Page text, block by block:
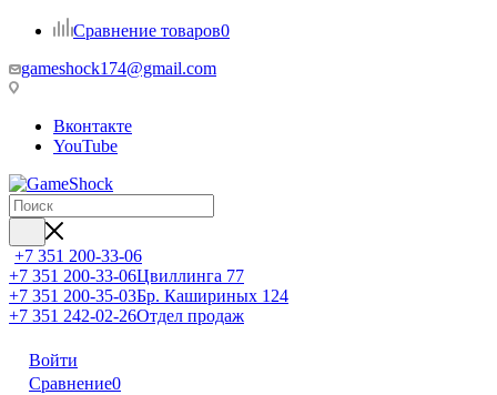
Сравнение товаров0
gameshock174@gmail.com
Вконтакте
YouTube
+7 351 200-33-06
+7 351 200-33-06Цвиллинга 77
+7 351 200-35-03Бр. Кашириных 124
+7 351 242-02-26Отдел продаж
Войти
Сравнение0